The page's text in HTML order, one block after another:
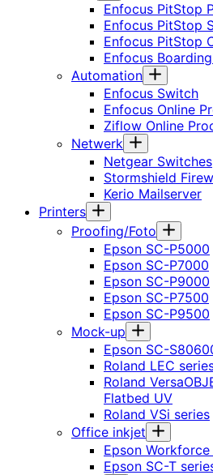
Enfocus PitStop
Enfocus PitStop
Enfocus PitStop
Enfocus
Automation
Enfocus Switch
Enfocus Online
Ziflow Online
Netwerk
Netgear Switches
Stormshield
Kerio Mailserver
Printers
Proofing/Foto
Epson SC-P5000
Epson SC-P7000
Epson SC-P9000
Epson SC-P7500
Epson SC-P9500
Mock-up
Epson SC-
Roland LEC
Roland
Flatbed UV
Roland VSi series
Office inkjet
Epson Workforce
Epson SC-T